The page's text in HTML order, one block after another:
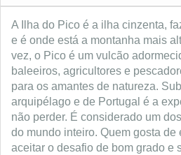
A Ilha do Pico é a ilha cinzenta,
e é onde está a montanha mais
vez, o Pico é um vulcão
baleeiros, agricultores e
para os amantes de natureza.
arquipélago e de Portugal é a
não perder. É considerado um
do mundo inteiro. Quem gosta de
aceitar o desafio de bom grado e